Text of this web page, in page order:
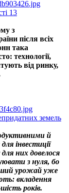
13
з
після всіх
така
технології,
від ринку,
земель
й
інвестиції
них довелося
з нуля, бо
урожай уже
вкладення
років.